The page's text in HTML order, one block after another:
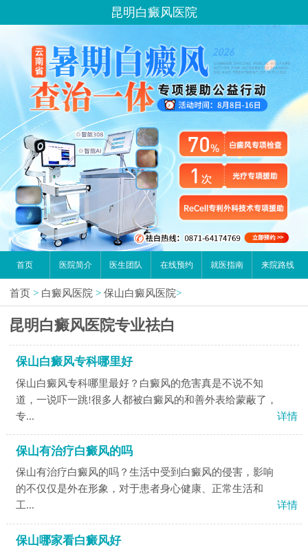
昆明白癜风医院
首页 医院简介 医生团队 在线预约 就医指南 来院路线
首页 > 白癜风医院 > 保山白癜风医院>
昆明白癜风医院专业祛白
保山白癜风专科哪里好
保山白癜风专科哪里最好？白癜风的危害真是不说不知
道，一说吓一跳!很多人都被白癜风的和善外表给蒙蔽了，
专...
详情
保山有治疗白癜风的吗
保山有治疗白癜风的吗？生活中受到白癜风的侵害，影响
的不仅仅是外在形象，对于患者身心健康、正常生活和
工...
详情
保山哪家看白癜风好